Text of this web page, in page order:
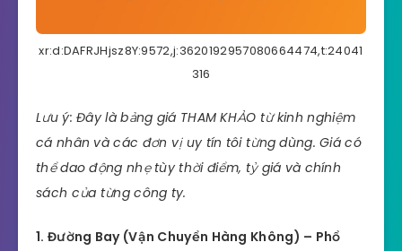
xr:d:DAFRJHjsz8Y:9572,j:3620192957080664474,t:24041
316
Lưu ý: Đây là bảng giá THAM KHẢO từ kinh nghiệm
cá nhân và các đơn vị uy tín tôi từng dùng. Giá có
thể dao động nhẹ tùy thời điểm, tỷ giá và chính
sách của từng công ty.
1. Đường Bay (Vận Chuyển Hàng Không) – Phổ